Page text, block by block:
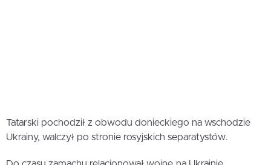
Tatarski pochodził z obwodu donieckiego na wschodzie
Ukrainy, walczył po stronie rosyjskich separatystów.